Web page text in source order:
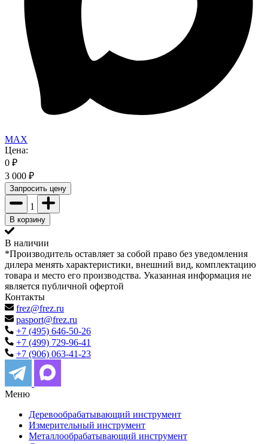
MAX
Цена:
0 ₽
3 000 ₽
Запросить цену
1
В корзину
В наличии
*Производитель оставляет за собой право без уведомления
дилера менять характеристики, внешний вид, комплектацию
товара и место его производства. Указанная информация не
является публичной офертой
Контакты
frez@frez.ru
pasport@frez.ru
+7 (495) 646-50-26
+7 (499) 729-96-41
+7 (906) 063-41-23
Меню
Деревообрабатывающий инструмент
Измерительный инструмент
Металлообрабатывающий инструмент